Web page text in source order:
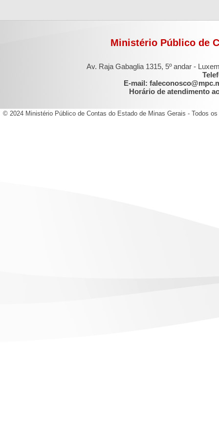
Ministério Público de
Av. Raja Gabaglia 1315, 5º andar -
E-mail:
Horário de atendimento
© 2024 Ministério Público de Contas do Estado de Minas Gerais - Todos